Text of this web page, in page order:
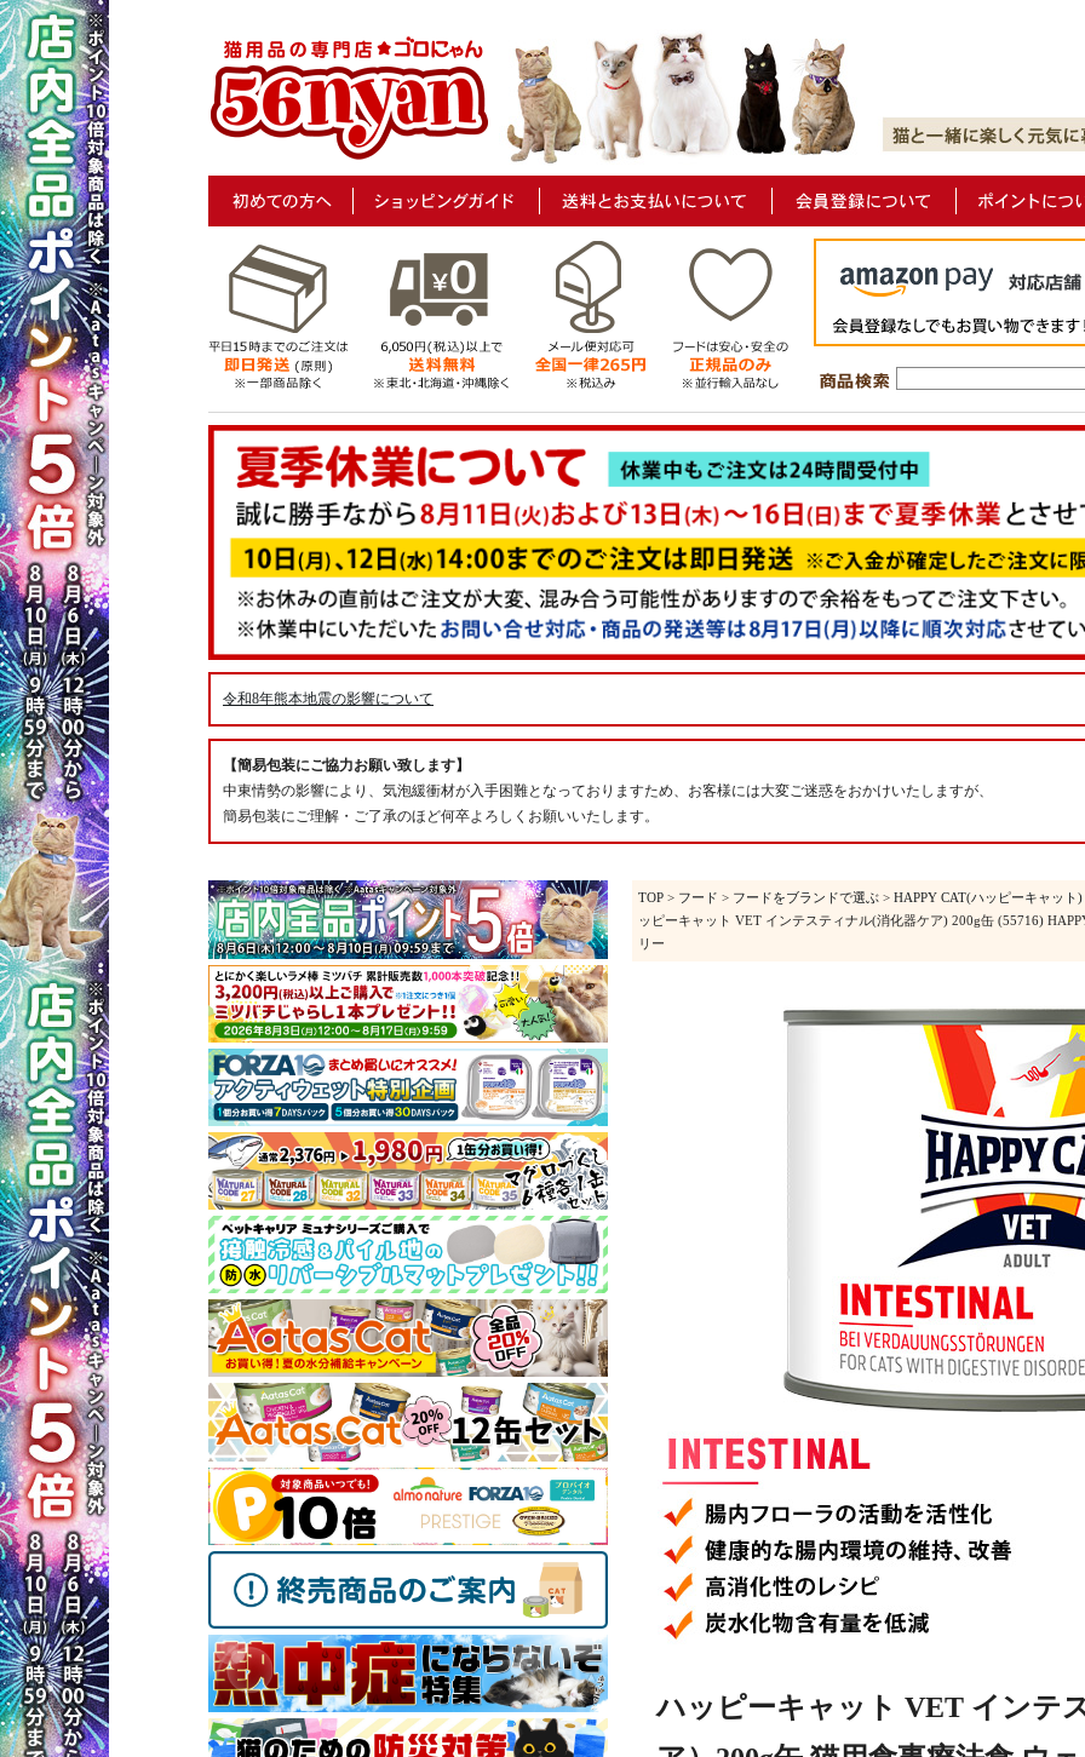
令和8年熊本地震の影響について
【簡易包装にご協力お願い致します】
中東情勢の影響により、気泡緩衝材が入手困難となっておりますため、お客様には大変ご迷惑をおかけいたしますが、
簡易包装にご理解・ご了承のほど何卒よろしくお願いいたします。
TOP > フード > フードをブランドで選ぶ > HAPPY CAT(ハッピーキャット)
ッピーキャット VET インテスティナル(消化器ケア) 200g缶 (55716)
リー
ハッピーキャット VET インテ